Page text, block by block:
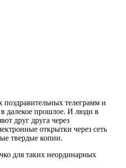
телеграмм и
далекое прошлое. И люди в
друг друга через
открытки через сеть
твердые копии.
для таких неординарных